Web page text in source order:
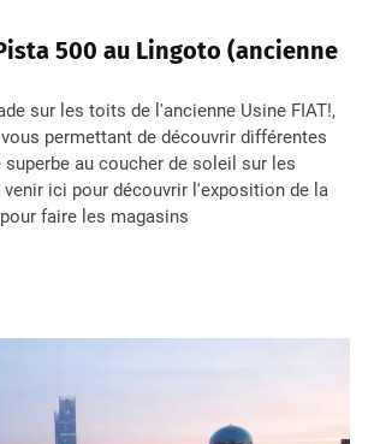
500 au Lingoto (ancienne
sur les toits de l'ancienne Usine FIAT!,
permettant de découvrir différentes
superbe au coucher de soleil sur les
ici pour découvrir l'exposition de la
faire les magasins